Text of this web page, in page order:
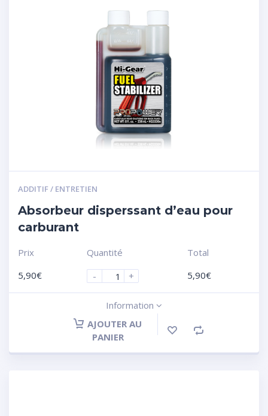
ADDITIF / ENTRETIEN
Absorbeur disperssant d’eau pour
carburant
Prix
5,90€
Quantité
-
+
Total
5,90€
Information
AJOUTER AU
PANIER